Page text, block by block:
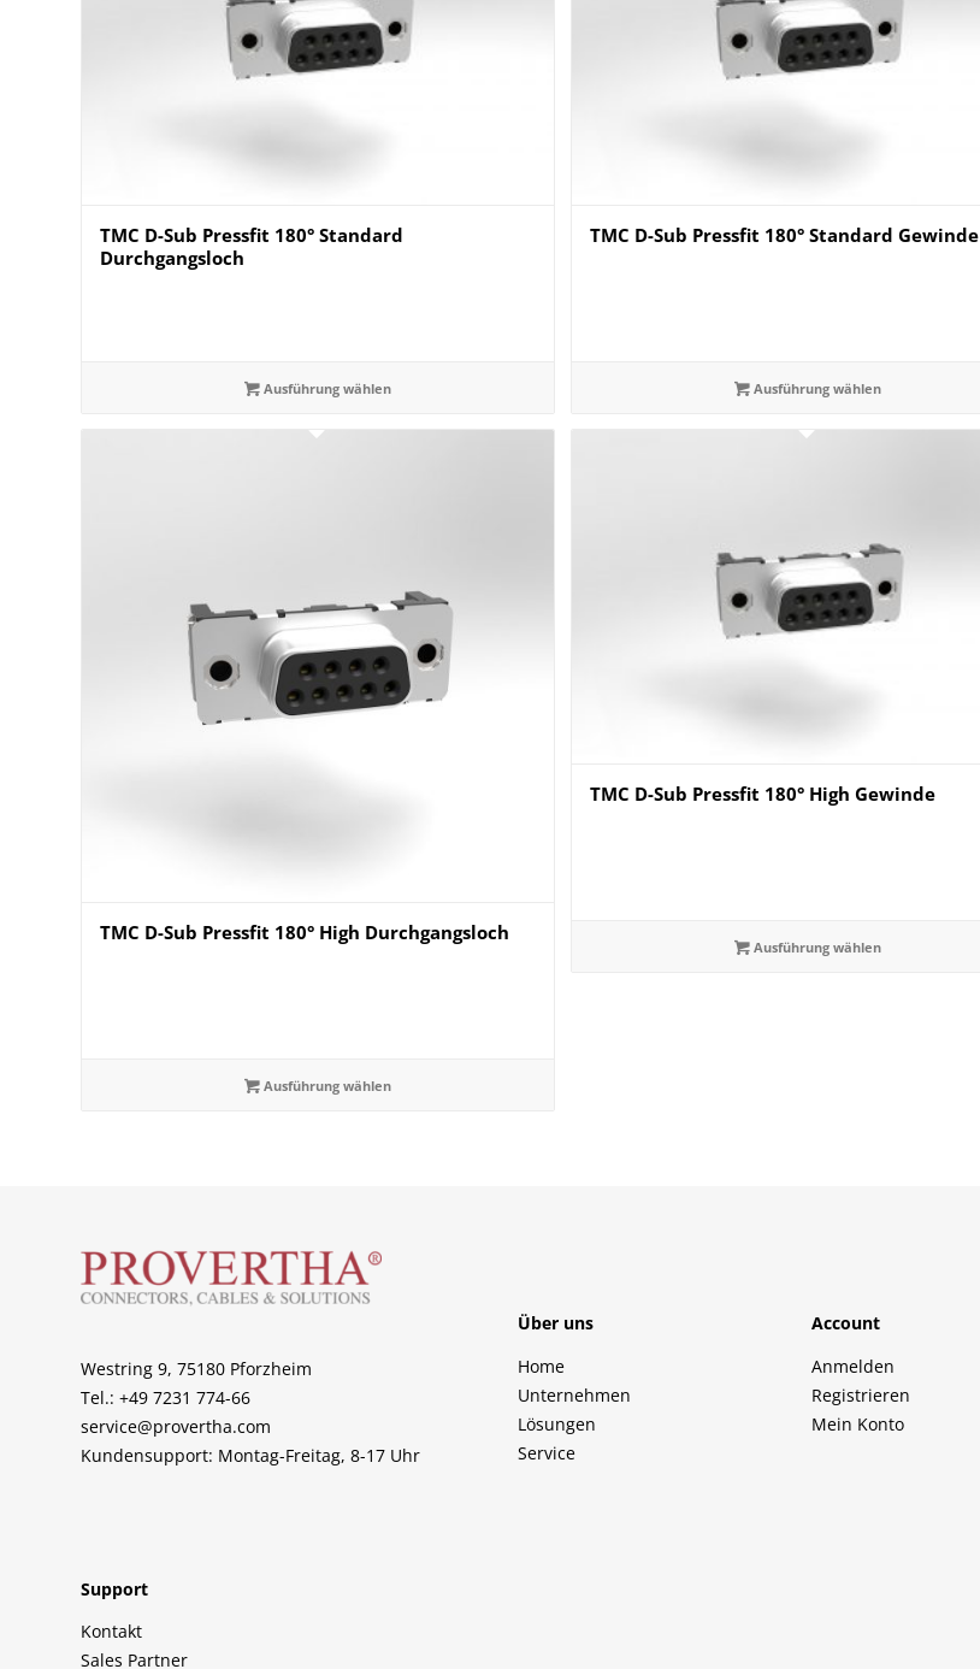
TMC D-Sub Pressfit 180° Standard
Durchgangsloch
Ausführung wählen
TMC D-Sub Pressfit 180° Standard Gewinde
Ausführung wählen
TMC D-Sub Pressfit 180° High Durchgangsloch
Ausführung wählen
TMC D-Sub Pressfit 180° High Gewinde
Ausführung wählen
Westring 9, 75180 Pforzheim
Tel.: +49 7231 774-66
service@provertha.com
Kundensupport: Montag-Freitag, 8-17 Uhr
Support
Kontakt
Sales Partner
Über uns
Home
Unternehmen
Lösungen
Service
Account
Anmelden
Registrieren
Mein Konto